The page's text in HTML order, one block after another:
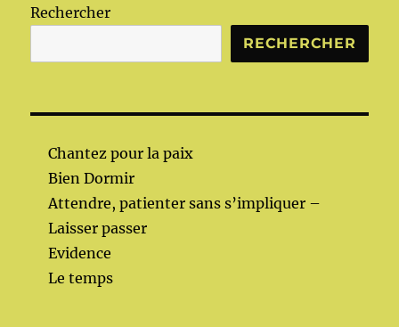
Rechercher
RECHERCHER
Chantez pour la paix
Bien Dormir
Attendre, patienter sans s’impliquer –
Laisser passer
Evidence
Le temps